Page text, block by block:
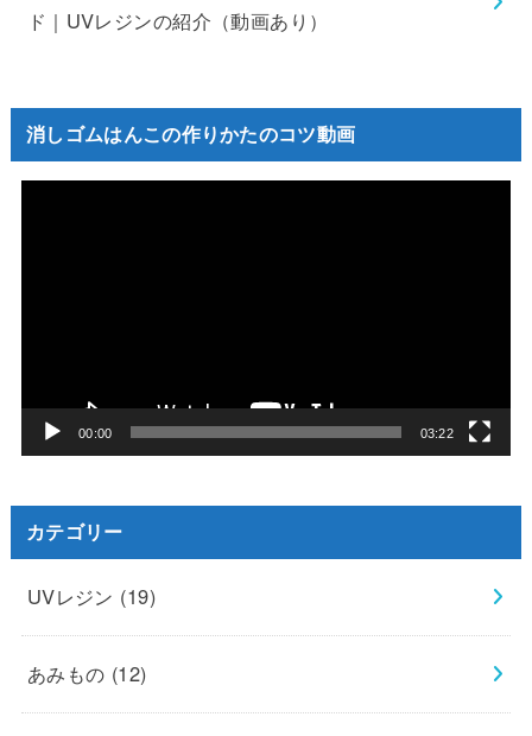
ド｜UVレジンの紹介（動画あり）
消しゴムはんこの作りかたのコツ動画
00:00 03:22
カテゴリー
UVレジン (19)
あみもの (12)